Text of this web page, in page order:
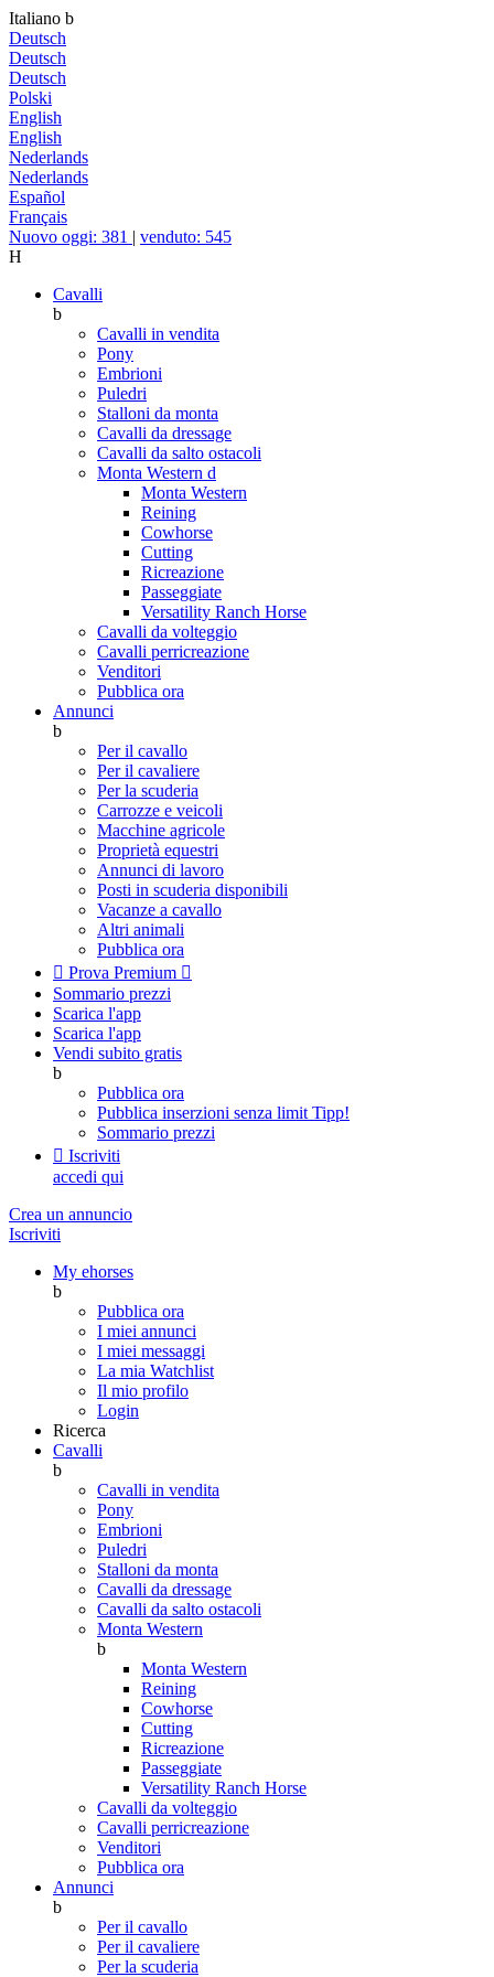
Italiano b
Deutsch
Deutsch
Deutsch
Polski
English
English
Nederlands
Nederlands
Español
Français
Nuovo oggi: 381 | venduto: 545
H
Cavalli
b
Cavalli in vendita
Pony
Embrioni
Puledri
Stalloni da monta
Cavalli da dressage
Cavalli da salto ostacoli
Monta Western d
Monta Western
Reining
Cowhorse
Cutting
Ricreazione
Passeggiate
Versatility Ranch Horse
Cavalli da volteggio
Cavalli perricreazione
Venditori
Pubblica ora
Annunci
b
Per il cavallo
Per il cavaliere
Per la scuderia
Carrozze e veicoli
Macchine agricole
Proprietà equestri
Annunci di lavoro
Posti in scuderia disponibili
Vacanze a cavallo
Altri animali
Pubblica ora
 Prova Premium 
Sommario prezzi
Scarica l'app
Scarica l'app
Vendi subito gratis
b
Pubblica ora
Pubblica inserzioni senza limit Tipp!
Sommario prezzi
 Iscriviti
accedi qui
Crea un annuncio
Iscriviti
My ehorses
b
Pubblica ora
I miei annunci
I miei messaggi
La mia Watchlist
Il mio profilo
Login
Ricerca
Cavalli
b
Cavalli in vendita
Pony
Embrioni
Puledri
Stalloni da monta
Cavalli da dressage
Cavalli da salto ostacoli
Monta Western
b
Monta Western
Reining
Cowhorse
Cutting
Ricreazione
Passeggiate
Versatility Ranch Horse
Cavalli da volteggio
Cavalli perricreazione
Venditori
Pubblica ora
Annunci
b
Per il cavallo
Per il cavaliere
Per la scuderia